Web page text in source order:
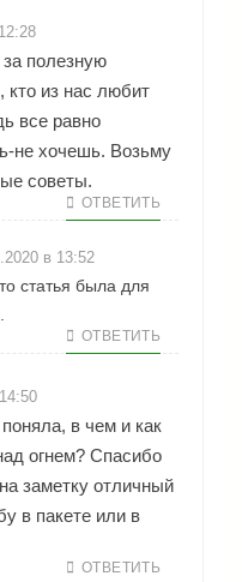
полезную
из нас любит
все равно
не хочешь. Возьму
советы.
ОТВЕТИТЬ
в 13:52
статья была для
ОТВЕТИТЬ
в чем и как
огнем? Спасибо
заметку отличный
в пакете или в
ОТВЕТИТЬ